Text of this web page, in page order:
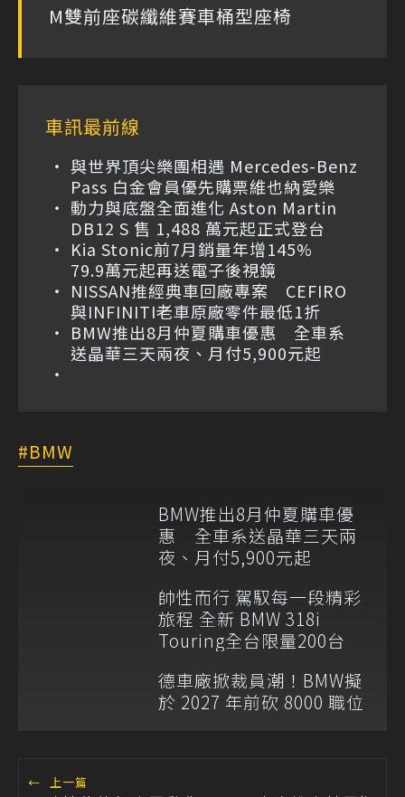
M雙前座碳纖維賽車桶型座椅
車訊最前線
與世界頂尖樂團相遇 Mercedes-Benz
Pass 白金會員優先購票維也納愛樂
動力與底盤全面進化 Aston Martin
DB12 S 售 1,488 萬元起正式登台
Kia Stonic前7月銷量年增145%
79.9萬元起再送電子後視鏡
NISSAN推經典車回廠專案 CEFIRO
與INFINITI老車原廠零件最低1折
BMW推出8月仲夏購車優惠 全車系
送晶華三天兩夜、月付5,900元起
BMW
BMW推出8月仲夏購車優
惠 全車系送晶華三天兩
夜、月付5,900元起
帥性而行 駕馭每一段精彩
旅程 全新 BMW 318i
Touring全台限量200台
德車廠掀裁員潮！BMW擬
於 2027 年前砍 8000 職位
← 上一篇